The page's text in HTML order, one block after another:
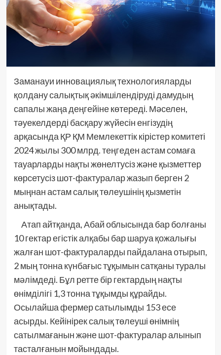
Заманауи инновациялық технологияларды
қолдану салықтық әкімшілендіруді дамудың
сапалы жаңа деңгейіне көтереді. Мәселен,
тәуекелдерді басқару жүйесін енгізудің
арқасында ҚР ҚМ Мемлекеттік кірістер комитеті
2024 жылы 300 млрд. теңгеден астам сомаға
тауарларды нақты жөнелтусіз және қызметтер
көрсетусіз шот-фактуралар жазып берген 2
мыңнан астам салық төлеушінің қызметін
анықтады.
Атап айтқанда, Абай облысында бар болғаны
10 гектар егістік алқабы бар шаруа қожалығы
жалған шот-фактураларды пайдалана отырып,
2 мың тонна күнбағыс тұқымын сатқаны туралы
мәлімдеді. Бұл ретте бір гектардың нақты
өнімділігі 1,3 тонна тұқымды құрайды.
Осылайша фермер сатылымды 153 есе
асырды. Кейінірек салық төлеуші өнімнің
сатылмағанын және шот-фактуралар алынып
тасталғанын мойындады.